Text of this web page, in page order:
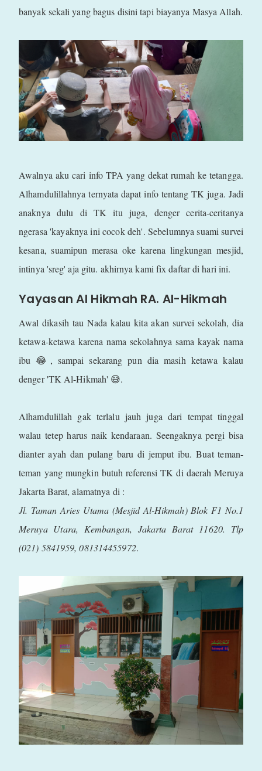
banyak sekali yang bagus disini tapi biayanya Masya Allah.
Awalnya aku cari info TPA yang dekat rumah ke tetangga.
Alhamdulillahnya ternyata dapat info tentang TK juga. Jadi
anaknya dulu di TK itu juga, denger cerita-ceritanya
ngerasa 'kayaknya ini cocok deh'. Sebelumnya suami survei
kesana, suamipun merasa oke karena lingkungan mesjid,
intinya 'sreg' aja gitu. akhirnya kami fix daftar di hari ini.
Yayasan Al Hikmah RA. Al-Hikmah
Awal dikasih tau Nada kalau kita akan survei sekolah, dia
ketawa-ketawa karena nama sekolahnya sama kayak nama
ibu 😂, sampai sekarang pun dia masih ketawa kalau
denger 'TK Al-Hikmah' 😅.
Alhamdulillah gak terlalu jauh juga dari tempat tinggal
walau tetep harus naik kendaraan. Seengaknya pergi bisa
dianter ayah dan pulang baru di jemput ibu. Buat teman-
teman yang mungkin butuh referensi TK di daerah Meruya
Jakarta Barat, alamatnya di :
Jl. Taman Aries Utama (Mesjid Al-Hikmah) Blok F1 No.1
Meruya Utara, Kembangan, Jakarta Barat 11620. Tlp
(021) 5841959, 081314455972.